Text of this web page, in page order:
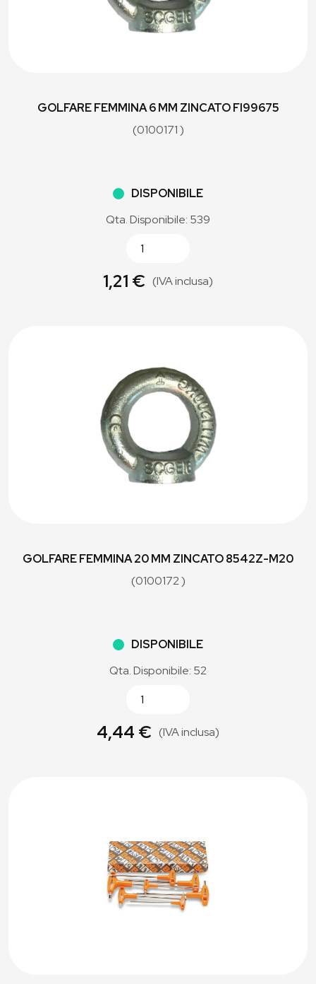
GOLFARE FEMMINA 6 MM ZINCATO FI99675
(0100171 )
DISPONIBILE
Qta. Disponibile: 539
1,21 € (IVA inclusa)
GOLFARE FEMMINA 20 MM ZINCATO 8542Z-M20
(0100172 )
DISPONIBILE
Qta. Disponibile: 52
4,44 € (IVA inclusa)